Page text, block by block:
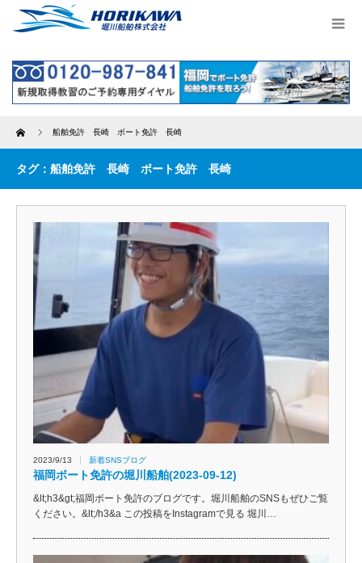
Home 船舶免許 長崎 ボート免許 長崎
タグ：船舶免許 長崎 ボート免許 長崎
2023/9/13 新着SNSブログ
福岡ボート免許の堀川船舶(2023-09-12)
&lt;h3&gt;福岡ボート免許のブログです。堀川船舶のSNSもぜひご覧
ください。&lt;/h3&a この投稿をInstagramで見る 堀川…